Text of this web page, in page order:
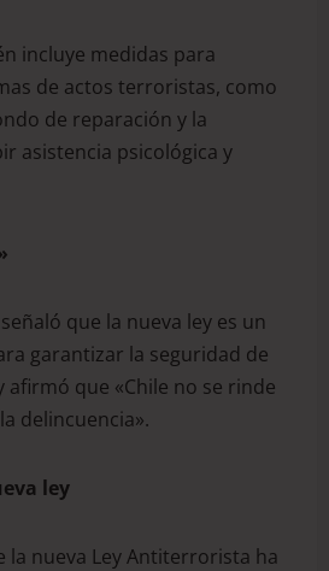
incluye medidas para
de actos terroristas, como
de reparación y la
asistencia psicológica y
que la nueva ley es un
garantizar la seguridad de
afirmó que «Chile no se rinde
delincuencia».
ley
la nueva Ley Antiterrorista ha